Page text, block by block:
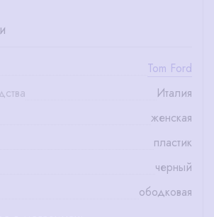
Tom Ford
Италия
женская
пластик
черный
ободковая